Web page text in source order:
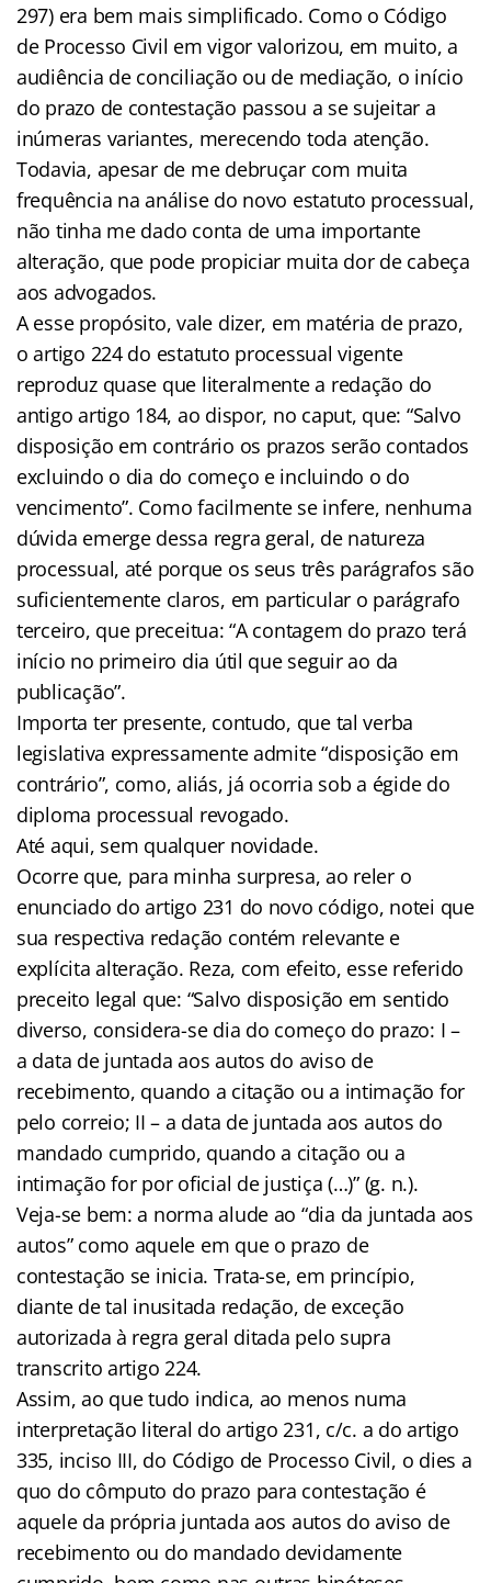
297) era bem mais simplificado. Como o Código
de Processo Civil em vigor valorizou, em muito, a
audiência de conciliação ou de mediação, o início
do prazo de contestação passou a se sujeitar a
inúmeras variantes, merecendo toda atenção.
Todavia, apesar de me debruçar com muita
frequência na análise do novo estatuto processual,
não tinha me dado conta de uma importante
alteração, que pode propiciar muita dor de cabeça
aos advogados.
A esse propósito, vale dizer, em matéria de prazo,
o artigo 224 do estatuto processual vigente
reproduz quase que literalmente a redação do
antigo artigo 184, ao dispor, no caput, que: “Salvo
disposição em contrário os prazos serão contados
excluindo o dia do começo e incluindo o do
vencimento”. Como facilmente se infere, nenhuma
dúvida emerge dessa regra geral, de natureza
processual, até porque os seus três parágrafos são
suficientemente claros, em particular o parágrafo
terceiro, que preceitua: “A contagem do prazo terá
início no primeiro dia útil que seguir ao da
publicação”.
Importa ter presente, contudo, que tal verba
legislativa expressamente admite “disposição em
contrário”, como, aliás, já ocorria sob a égide do
diploma processual revogado.
Até aqui, sem qualquer novidade.
Ocorre que, para minha surpresa, ao reler o
enunciado do artigo 231 do novo código, notei que
sua respectiva redação contém relevante e
explícita alteração. Reza, com efeito, esse referido
preceito legal que: “Salvo disposição em sentido
diverso, considera-se dia do começo do prazo: I –
a data de juntada aos autos do aviso de
recebimento, quando a citação ou a intimação for
pelo correio; II – a data de juntada aos autos do
mandado cumprido, quando a citação ou a
intimação for por oficial de justiça (…)” (g. n.).
Veja-se bem: a norma alude ao “dia da juntada aos
autos” como aquele em que o prazo de
contestação se inicia. Trata-se, em princípio,
diante de tal inusitada redação, de exceção
autorizada à regra geral ditada pelo supra
transcrito artigo 224.
Assim, ao que tudo indica, ao menos numa
interpretação literal do artigo 231, c/c. a do artigo
335, inciso III, do Código de Processo Civil, o dies a
quo do cômputo do prazo para contestação é
aquele da própria juntada aos autos do aviso de
recebimento ou do mandado devidamente